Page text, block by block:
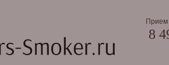
Прием
8